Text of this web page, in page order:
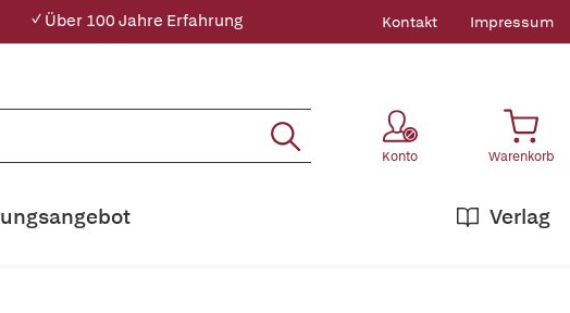
✓ Über 100 Jahre Erfahrung Kontakt Impressum
Konto Warenkorb
Verlag